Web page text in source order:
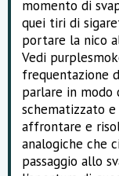
momento di
quei tiri di
portare la nico
Vedi
frequentazione
parlare in
schematizzato
affrontare e
analogiche che
passaggio allo